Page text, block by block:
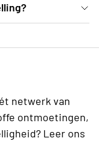
Theater
Hasselt) kan
netwerk van
ontmoetingen,
Leer ons